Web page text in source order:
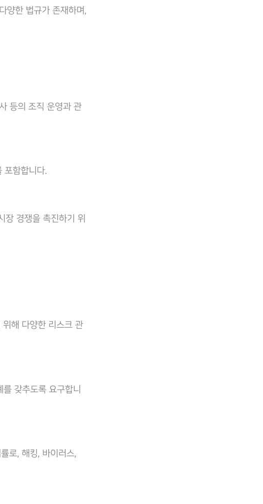
양한 법규가 존재하며,
등의 조직 운영과 관
포함합니다.
장 경쟁을 촉진하기 위
해 다양한 리스크 관
갖추도록 요구합니
로, 해킹, 바이러스,